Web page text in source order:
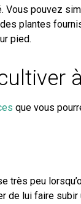
Vous pouvez
plantes
pied.
que vous
très peu
de lui faire